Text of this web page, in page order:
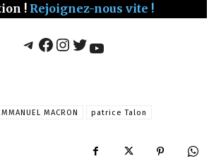
! Rejoignez-nous vite !
Telegram Facebook Instagram Twitter YouTube
MACRON patrice Talon